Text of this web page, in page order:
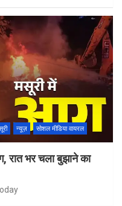
न्यूज़ सोशल मीडिया वायरल
रात भर चला बुझाने का